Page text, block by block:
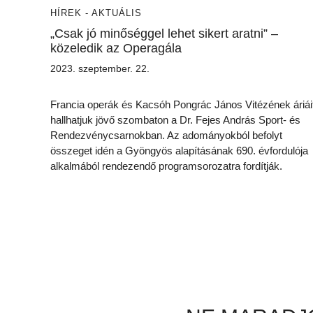
HÍREK - AKTUÁLIS
„Csak jó minőséggel lehet sikert aratni” –
közeledik az Operagála
2023. szeptember. 22.
Francia operák és Kacsóh Pongrác János Vitézének
hallhatjuk jövő szombaton a Dr. Fejes András Sport- és
Rendezvénycsarnokban. Az adományokból befolyt
összeget idén a Gyöngyös alapításának 690. évfordulója
alkalmából rendezendő programsorozatra fordítják.